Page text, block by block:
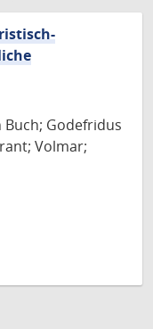
Buch; Godefridus
Volmar;